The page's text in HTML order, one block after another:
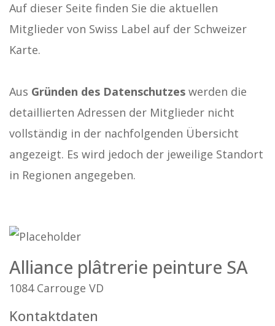
Auf dieser Seite finden Sie die aktuellen
Mitglieder von Swiss Label auf der Schweizer
Karte.
Aus Gründen des Datenschutzes werden die
detaillierten Adressen der Mitglieder nicht
vollständig in der nachfolgenden Übersicht
angezeigt. Es wird jedoch der jeweilige Standort
in Regionen angegeben.
Alliance plâtrerie peinture SA
1084 Carrouge VD
Kontaktdaten